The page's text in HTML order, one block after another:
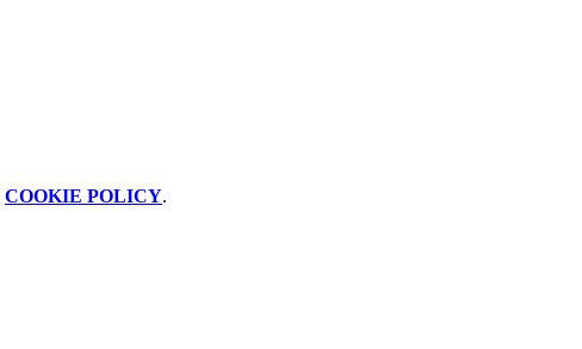
COOKIE POLICY.